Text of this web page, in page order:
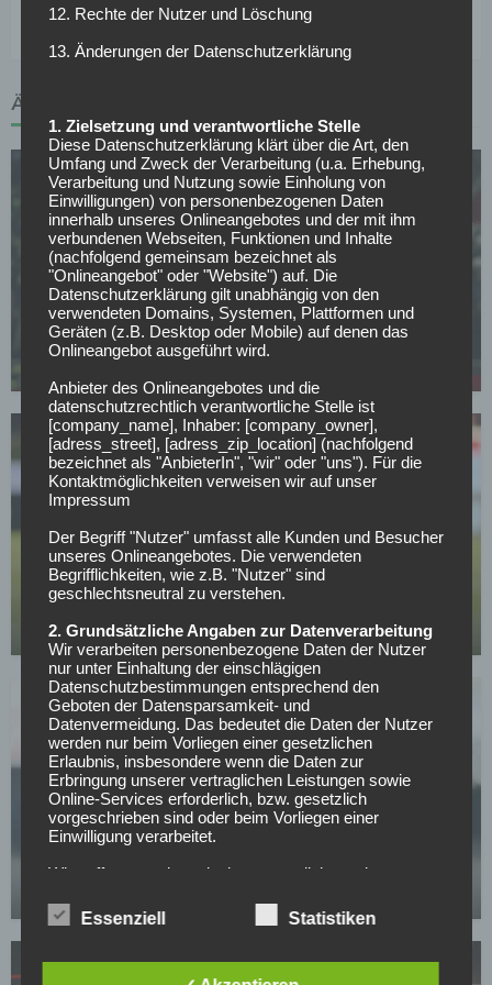
Weißen sauber hält.
ÄHNLICHE ARTIKEL
SV WERDER BREMEN
Füllkrug will zurück zu Werder, aber dieses
Hindernis steht dem Comeback im Weg
BUNDESLIGA
Wer kann sich am Wochenende aus dem
Abstiegskampf retten?
01.05.2026
SV WERDER BREMEN
Werder Bremens Top-Spieler will bleiben:
Kaufoption aber noch zu hoch
12. Rechte der Nutzer und Löschung
13. Änderungen der Datenschutzerklärung
1. Zielsetzung und verantwortliche Stelle
Diese Datenschutzerklärung klärt über die Art, den
Umfang und Zweck der Verarbeitung (u.a. Erhebung,
Verarbeitung und Nutzung sowie Einholung von
Einwilligungen) von personenbezogenen Daten
innerhalb unseres Onlineangebotes und der mit ihm
verbundenen Webseiten, Funktionen und Inhalte
(nachfolgend gemeinsam bezeichnet als
"Onlineangebot" oder "Website") auf. Die
Datenschutzerklärung gilt unabhängig von den
verwendeten Domains, Systemen, Plattformen und
Geräten (z.B. Desktop oder Mobile) auf denen das
Onlineangebot ausgeführt wird.
Anbieter des Onlineangebotes und die
datenschutzrechtlich verantwortliche Stelle ist
[company_name], Inhaber: [company_owner],
[adress_street], [adress_zip_location] (nachfolgend
bezeichnet als "AnbieterIn", "wir" oder "uns"). Für die
Kontaktmöglichkeiten verweisen wir auf unser
Impressum
Der Begriff "Nutzer" umfasst alle Kunden und Besucher
unseres Onlineangebotes. Die verwendeten
Begrifflichkeiten, wie z.B. "Nutzer" sind
geschlechtsneutral zu verstehen.
2. Grundsätzliche Angaben zur Datenverarbeitung
Wir verarbeiten personenbezogene Daten der Nutzer
nur unter Einhaltung der einschlägigen
Datenschutzbestimmungen entsprechend den
Geboten der Datensparsamkeit- und
Datenvermeidung. Das bedeutet die Daten der Nutzer
werden nur beim Vorliegen einer gesetzlichen
Erlaubnis, insbesondere wenn die Daten zur
Erbringung unserer vertraglichen Leistungen sowie
Online-Services erforderlich, bzw. gesetzlich
vorgeschrieben sind oder beim Vorliegen einer
Einwilligung verarbeitet.
Wir treffen organisatorische, vertragliche und
Stand der Technik, um sicher zu stellen, dass die
Vorschriften der Datenschutzgesetze eingehalten
Daten gegen zufällige oder vorsätzliche
Essenziell Statistiken